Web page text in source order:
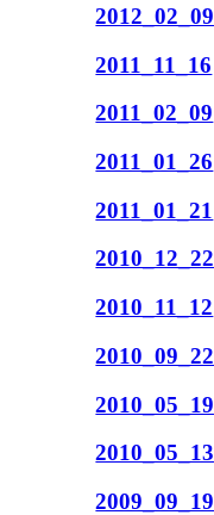
2012_02_09
2011_11_16
2011_02_09
2011_01_26
2011_01_21
2010_12_22
2010_11_12
2010_09_22
2010_05_19
2010_05_13
2009_09_19